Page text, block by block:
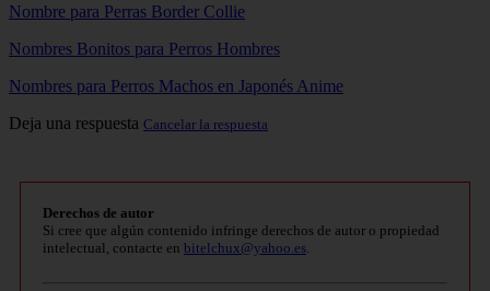
Nombre para Perras Border Collie
Nombres Bonitos para Perros Hombres
Nombres para Perros Machos en Japonés Anime
Deja una respuesta Cancelar la respuesta
Derechos de autor
Si cree que algún contenido infringe derechos de autor o propiedad
intelectual, contacte en bitelchux@yahoo.es.